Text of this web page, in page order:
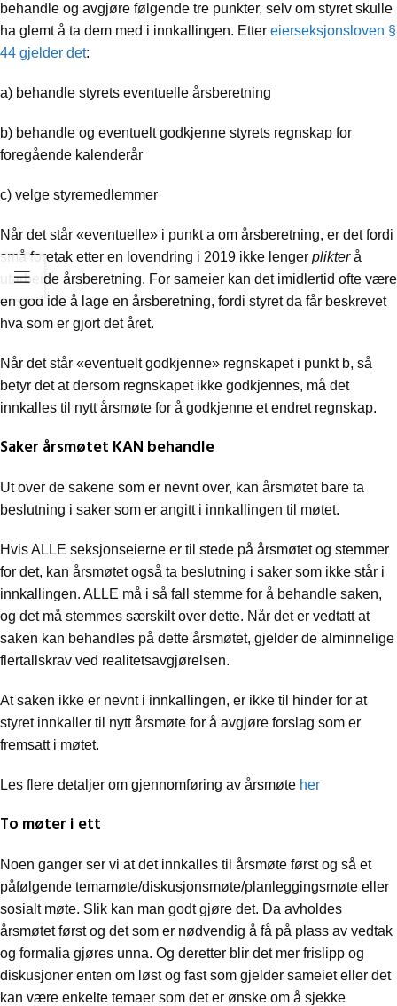
behandle og avgjøre følgende tre punkter, selv om styret skulle
ha glemt å ta dem med i innkallingen. Etter eierseksjonsloven §
44 gjelder det:
a) behandle styrets eventuelle årsberetning
b) behandle og eventuelt godkjenne styrets regnskap for
foregående kalenderår
c) velge styremedlemmer
Når det står «eventuelle» i punkt a om årsberetning, er det fordi
små foretak etter en lovendring i 2019 ikke lenger plikterå
utarbeide årsberetning. For sameier kan det imidlertid ofte være
en god ide å lage en årsberetning, fordi styret da får beskrevet
hva som er gjort det året.
Når det står «eventuelt godkjenne» regnskapet i punkt b, så
betyr det at dersom regnskapet ikke godkjennes, må det
innkalles til nytt årsmøte for å godkjenne et endret regnskap.
Saker årsmøtet KAN behandle
Ut over de sakene som er nevnt over, kan årsmøtet bare ta
beslutning i saker som er angitt i innkallingen til møtet.
Hvis ALLE seksjonseierne er til stede på årsmøtet og stemmer
for det, kan årsmøtet også ta beslutning i saker som ikke står i
innkallingen. ALLE må i så fall stemme for å behandle saken,
og det må stemmes særskilt over dette. Når det er vedtatt at
saken kan behandles på dette årsmøtet, gjelder de alminnelige
flertallskrav ved realitetsavgjørelsen.
At saken ikke er nevnt i innkallingen, er ikke til hinder for at
styret innkaller til nytt årsmøte for å avgjøre forslag som er
fremsatt i møtet.
Les flere detaljer om gjennomføring av årsmøte her
To møter i ett
Noen ganger ser vi at det innkalles til årsmøte først og så et
påfølgende temamøte/diskusjonsmøte/planleggingsmøte eller
sosialt møte. Slik kan man godt gjøre det. Da avholdes
årsmøtet først og det som er nødvendig å få på plass av vedtak
og formalia gjøres unna. Og deretter blir det mer frislipp og
diskusjoner enten om løst og fast som gjelder sameiet eller det
kan være enkelte temaer som det er ønske om å sjekke